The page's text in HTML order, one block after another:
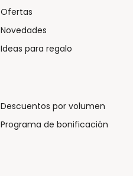
Ofertas
Novedades
Ideas para regalo
Descuentos por volumen
Programa de bonificación